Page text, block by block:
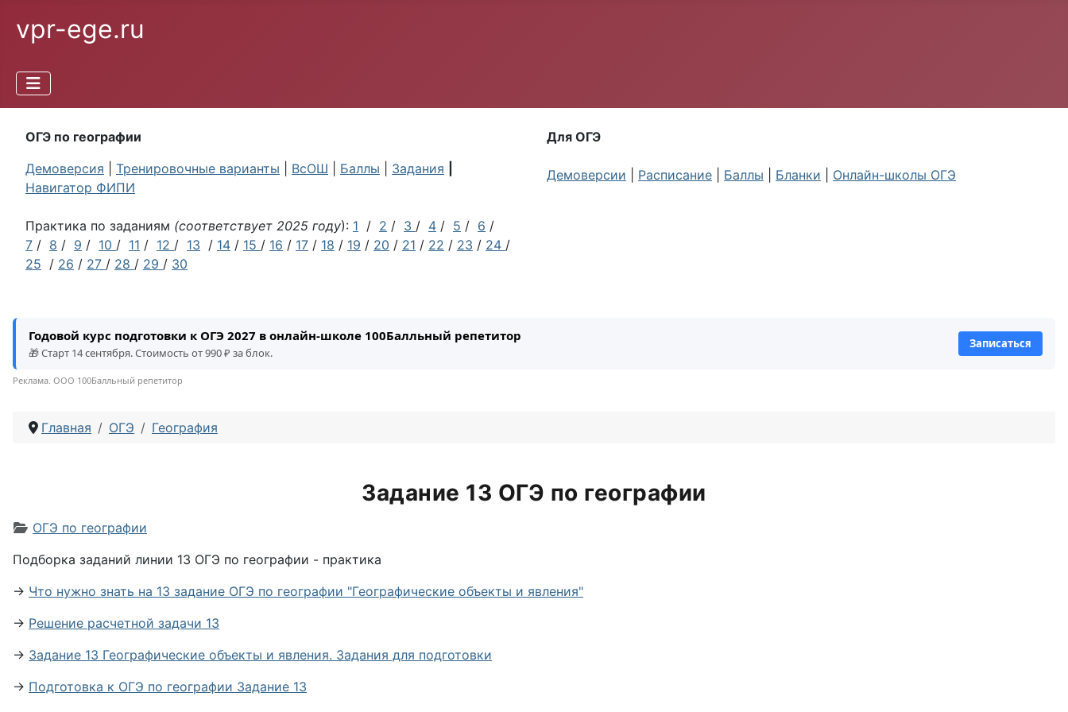
vpr-ege.ru
ОГЭ по географии
Демоверсия
Тренировочные варианты ВсОШ Баллы Задания
Навигатор ФИПИ
Практика по заданиям (соответствует 2025 году): 1 / 2 / 3 / 4 / 5 / 6 /
7 / 8 / 9 / 10 / 11 / 12 / 13 / 14 / 15 / 16 / 17 / 18 / 19 / 20 / 21 / 22 / 23 / 24 /
25 / 26 / 27 / 28 / 29 / 30
Для ОГЭ
Демоверсии Расписание Баллы Бланки Онлайн-школы ОГЭ
Годовой курс подготовки к ОГЭ 2027 в онлайн-школе 100Балльный репетитор
🎁 Старт 14 сентября. Стоимость от 990 ₽ за блок.
Записаться
Реклама. ООО 100Балльный репетитор
Главная ОГЭ География
Задание 13 ОГЭ по географии
Информация о материале
ОГЭ по географии
Подборка заданий линии 13 ОГЭ по географии - практика
→ Что нужно знать на 13 задание ОГЭ по географии "Географические объекты и явления"
→ Решение расчетной задачи 13
→ Задание 13 Географические объекты и явления. Задания для подготовки
→ Подготовка к ОГЭ по географии Задание 13